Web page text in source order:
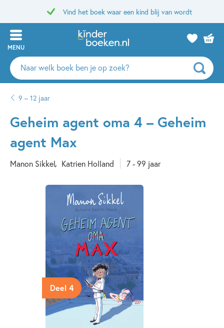
Vind het boek waar een kind blij van wordt
MENU
Zoeken
naar
auteurs
uitgevers
9 – 12 jaar
Geheim agent oma 4 – Geheim
agent Max
Manon Sikkel Katrien Holland 7 - 99 jaar
Deel 4